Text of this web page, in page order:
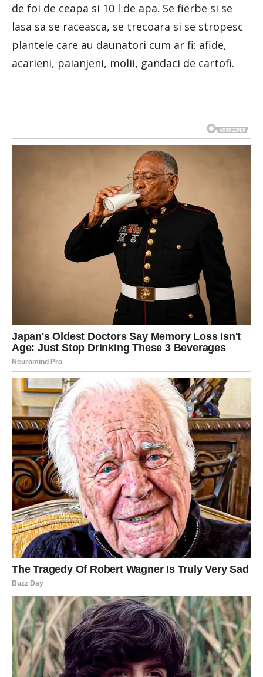
de foi de ceapa si 10 l de apa. Se fierbe si se
lasa sa se raceasca, se trecoara si se stropesc
plantele care au daunatori cum ar fi: afide,
acarieni, paianjeni, molii, gandaci de cartofi.